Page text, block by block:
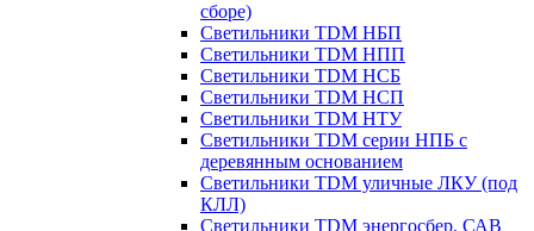
сборе)
Светильники TDM НБП
Светильники TDM НПП
Светильники TDM НСБ
Светильники TDM НСП
Светильники TDM НТУ
Светильники TDM серии НПБ с
деревянным основанием
Светильники TDM уличные ЛКУ (под
КЛЛ)
Светильники TDM энергосбер. САВ